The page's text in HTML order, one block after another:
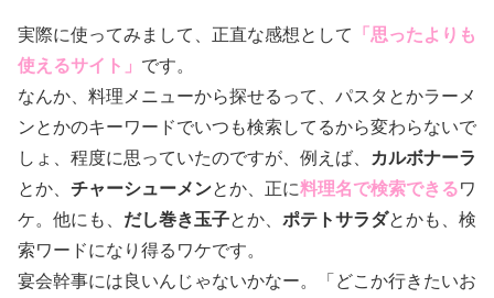
実際に使ってみまして、正直な感想として
「思ったよりも
使えるサイト」 です。
なんか、料理メニューから探せるって、パスタとかラーメ
ンとかのキーワードでいつも検索してるから変わらないで
しょ、程度に思っていたのですが、例えば、
カルボナーラ
とか、 チャーシューメンとか、正に料理名で検索できるワ
ケ。他にも、 だし巻き玉子とか、 ポテトサラダとかも、検
索ワードになり得るワケです。
宴会幹事には良いんじゃないかなー。「どこか行きたいお